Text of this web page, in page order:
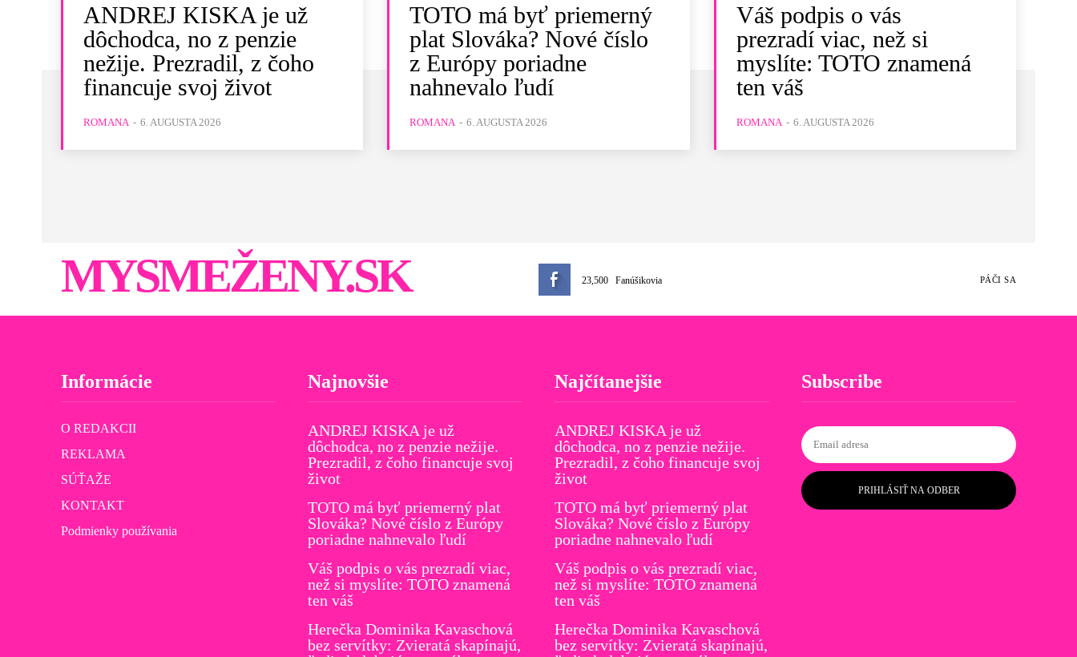
ANDREJ KISKA je už
dôchodca, no z penzie
nežije. Prezradil, z čoho
financuje svoj život
ROMANA - 6. AUGUSTA 2026
TOTO má byť priemerný
plat Slováka? Nové číslo
z Európy poriadne
nahnevalo ľudí
ROMANA - 6. AUGUSTA 2026
Váš podpis o vás
prezradí viac, než si
myslíte: TOTO znamená
ten váš
ROMANA - 6. AUGUSTA 2026
MYSMEŽENY.SK 23,500 Fanúšikovia PÁČI SA
Informácie
O REDAKCII
REKLAMA
SÚŤAŽE
KONTAKT
Podmienky používania
Najnovšie
ANDREJ KISKA je už
dôchodca, no z penzie nežije.
Prezradil, z čoho financuje svoj
život
TOTO má byť priemerný plat
Slováka? Nové číslo z Európy
poriadne nahnevalo ľudí
Váš podpis o vás prezradí viac,
než si myslíte: TOTO znamená
ten váš
Herečka Dominika Kavaschová
bez servítky: Zvieratá skapínajú,
Najčítanejšie
ANDREJ KISKA je už
dôchodca, no z penzie nežije.
Prezradil, z čoho financuje svoj
život
TOTO má byť priemerný plat
Slováka? Nové číslo z Európy
poriadne nahnevalo ľudí
Váš podpis o vás prezradí viac,
než si myslíte: TOTO znamená
ten váš
Herečka Dominika Kavaschová
bez servítky: Zvieratá skapínajú,
Subscribe
PRIHLÁSIŤ NA ODBER